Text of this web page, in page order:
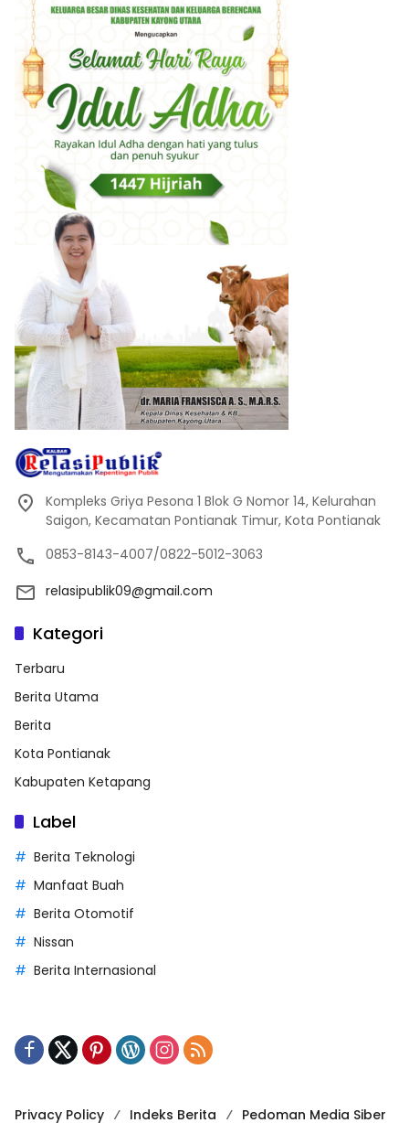
Kompleks Griya Pesona 1 Blok G Nomor 14, Kelurahan
Saigon, Kecamatan Pontianak Timur, Kota Pontianak
0853-8143-4007/0822-5012-3063
relasipublik09@gmail.com
Kategori
Terbaru
Berita Utama
Berita
Kota Pontianak
Kabupaten Ketapang
Label
Berita Teknologi
Manfaat Buah
Berita Otomotif
Nissan
Berita Internasional
Privacy Policy Indeks Berita Pedoman Media Siber